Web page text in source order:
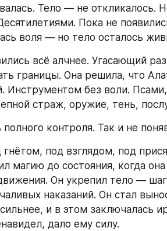
Тело — не откликалось.
Пока не
воля — но тело осталось
всё алчнее. Угасающий
границы. Она решила, что
Инструментом без воли.
страж, оружие, тень,
контроля. Так и не
под взглядом, под
магию до состояния, когда
Он укрепил тело —
наказаний. Он стал
и в этом заключалась
дало ему силу.